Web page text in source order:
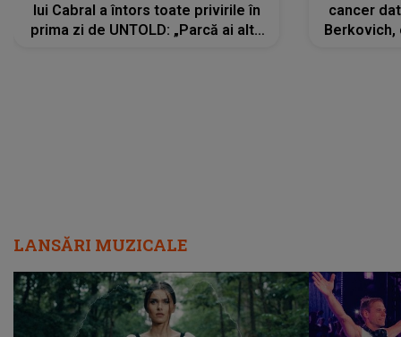
lui Cabral a întors toate privirile în
prima zi de UNTOLD: „Parcă ai altă
cancer
Berkovich,
LANSĂRI MUZICALE